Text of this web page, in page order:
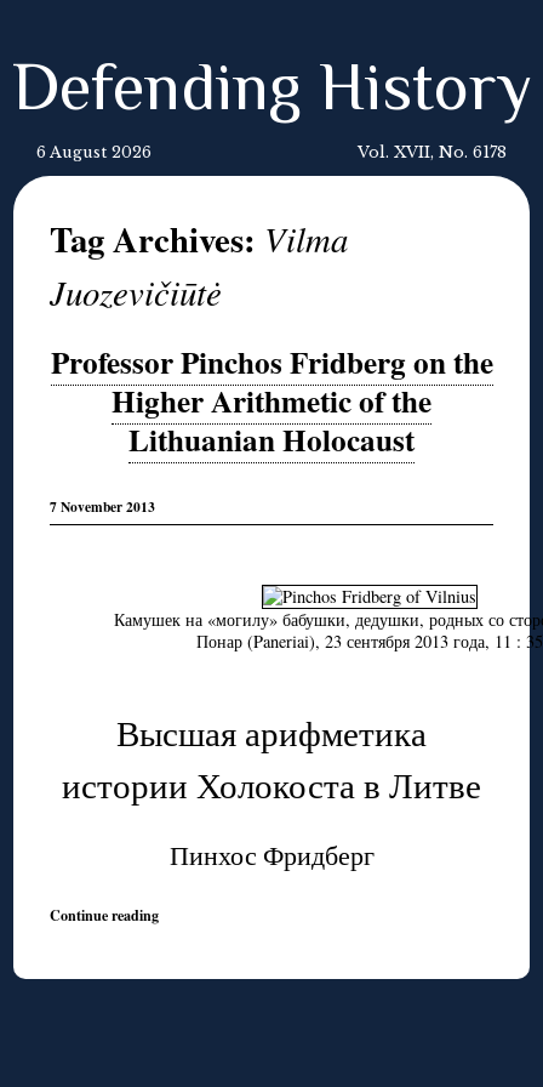
Defending History
6 August 2026 Vol. XVII, No. 6178
Tag Archives: Vilma
Juozevičiūtė
Professor Pinchos Fridberg on the
Higher Arithmetic of the
Lithuanian Holocaust
7 November 2013
Камушек на «могилу» бабушки, дедушки, родных со
Понар (Paneriai), 23 сентября 2013 года, 11 : 35
Высшая арифметика
истории Холокоста в Литве
Пинхос Фридберг
Continue reading